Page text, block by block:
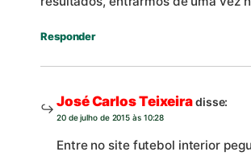
Responder
José Carlos Teixeiradisse:
20 de julho de 2015 às 10:28
Entre no site futebol interior